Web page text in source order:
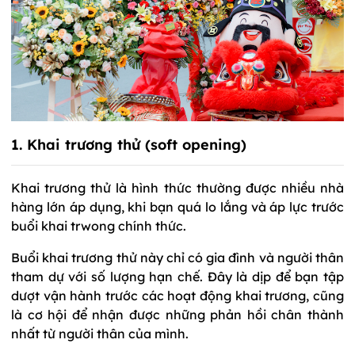
1. Khai trương thử (soft opening)
Khai trương thử là hình thức thường được nhiều nhà
hàng lớn áp dụng, khi bạn quá lo lắng và áp lực trước
buổi khai trwong chính thức.
Buổi khai trương thử này chỉ có gia đình và người thân
tham dự với số lượng hạn chế. Đây là dịp để bạn tập
dượt vận hành trước các hoạt động khai trương, cũng
là cơ hội để nhận được những phản hồi chân thành
nhất từ người thân của mình.